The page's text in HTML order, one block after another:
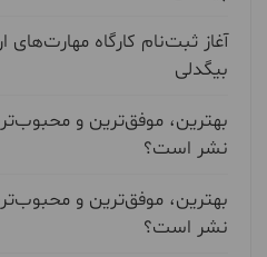
آغاز ثبت‌نام کارگاه
بیگدلی
بهترین، موفق‌ترین و
نشر است؟
بهترین، موفق‌ترین و
نشر است؟